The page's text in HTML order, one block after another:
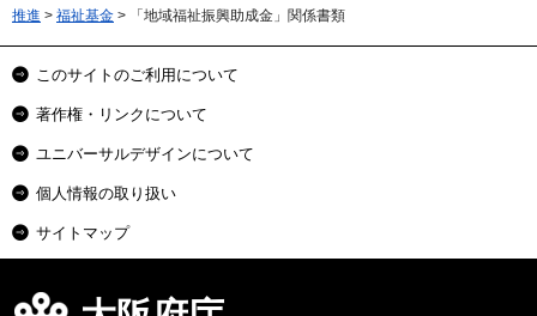
推進 > 福祉基金 > 「地域福祉振興助成金」関係書類
このサイトのご利用について
著作権・リンクについて
ユニバーサルデザインについて
個人情報の取り扱い
サイトマップ